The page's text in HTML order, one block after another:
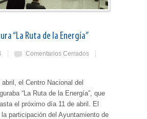
“La Ruta de la Energía”
Comentarios Cerrados
el Centro Nacional del
“La Ruta de la Energía”, que
el próximo día 11 de abril. El
participación del Ayuntamiento de